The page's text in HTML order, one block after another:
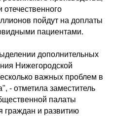
пойдут на доплаты
пациентами.
дополнительных
Нижегородской
важных проблем в
- отметила заместитель
палаты
граждан и развитию